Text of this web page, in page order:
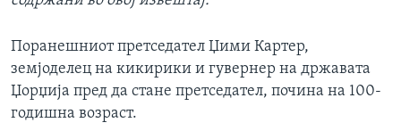
Поранешниот претседател Џими Картер,
земјоделец на кикирики и гувернер на државата
Џорџија пред да стане претседател, почина на 100-
годишна возраст.